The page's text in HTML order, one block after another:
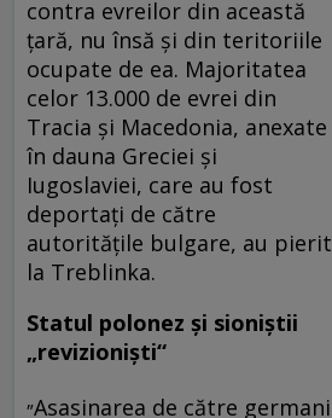
contra evreilor din această
ţară, nu însă şi din teritoriile
ocupate de ea. Majoritatea
celor 13.000 de evrei din
Tracia şi Macedonia, anexate
în dauna Greciei şi
Iugoslaviei, care au fost
deportaţi de către
autorităţile bulgare, au pierit
la Treblinka.
Statul polonez şi sioniştii
„revizionişti“
„Asasinarea de către germani